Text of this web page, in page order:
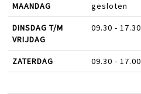
MAANDAG gesloten
DINSDAG T/M
VRIJDAG
09.30 - 17.30
ZATERDAG 09.30 - 17.00